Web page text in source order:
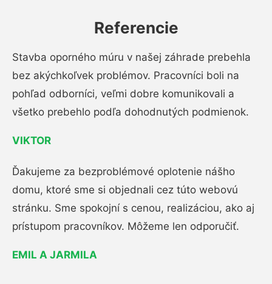
Referencie
Stavba oporného múru v našej záhrade prebehla
bez akýchkoľvek problémov. Pracovníci boli na
pohľad odborníci, veľmi dobre komunikovali a
všetko prebehlo podľa dohodnutých podmienok.
VIKTOR
Ďakujeme za bezproblémové oplotenie nášho
domu, ktoré sme si objednali cez túto webovú
stránku. Sme spokojní s cenou, realizáciou, ako aj
prístupom pracovníkov. Môžeme len odporučiť.
EMIL A JARMILA